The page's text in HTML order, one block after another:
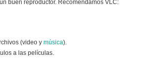
buen reproductor. Recomendamos VLC:
(video y música).
a las películas.